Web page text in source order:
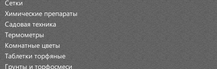
Сетки
Химические препараты
Садовая техника
Термометры
Комнатные цветы
Таблетки торфяные
Грунты и торфосмеси